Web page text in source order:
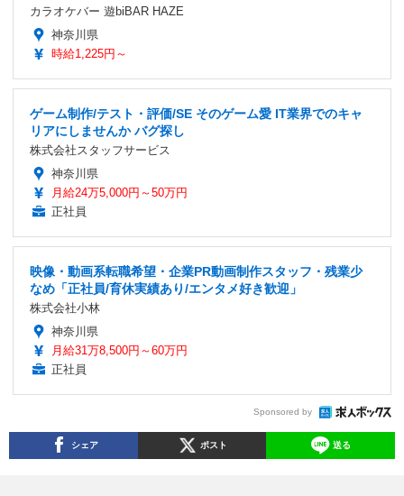
カラオケバー 遊biBAR HAZE
神奈川県
時給1,225円～
ゲーム制作/テスト・評価/SE そのゲーム愛 IT業界でのキャ
リアにしませんか バグ探し
株式会社スタッフサービス
神奈川県
月給24万5,000円～50万円
正社員
映像・動画系転職希望・企業PR動画制作スタッフ・残業少
なめ「正社員/育休実績あり/エンタメ好き歓迎」
株式会社小林
神奈川県
月給31万8,500円～60万円
正社員
Sponsored by
シェア ポスト 送る